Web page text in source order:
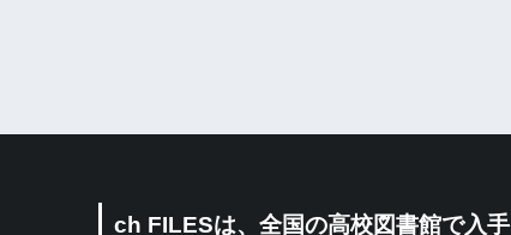
ch FILESは、全国の高校図書館で入手